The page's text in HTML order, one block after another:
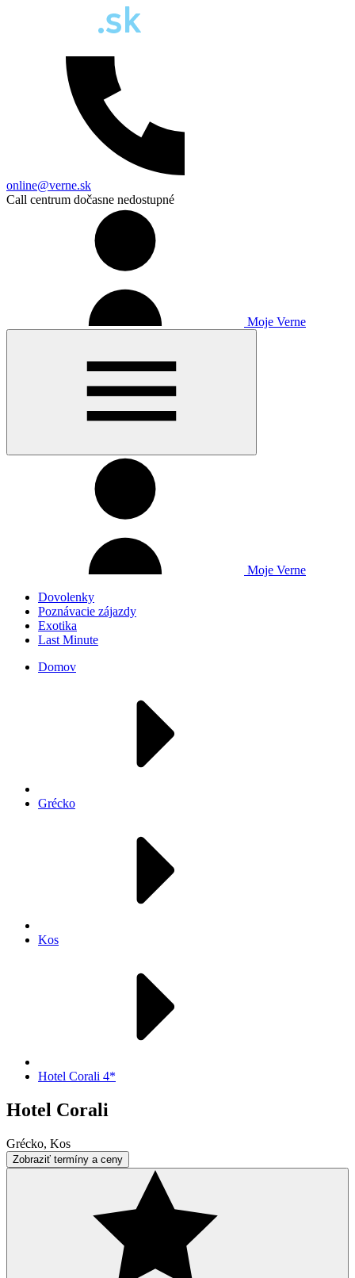
online@verne.sk
Call centrum dočasne nedostupné
Moje Verne
Moje Verne
Dovolenky
Poznávacie zájazdy
Exotika
Last Minute
Domov
Grécko
Kos
Hotel Corali 4*
Hotel Corali
Grécko, Kos
Zobraziť termíny a ceny